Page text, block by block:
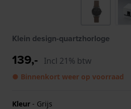
Klein design-quartzhorloge
139,- Incl 21% btw
● Binnenkort weer op voorraad
Kleur - Grijs